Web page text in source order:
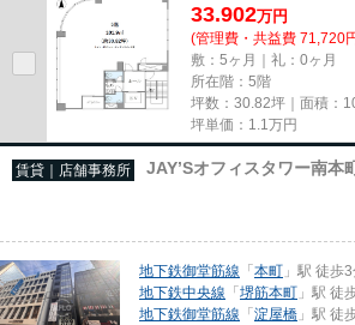
33.902万円
(管理費・共益費 71,720
敷：5ヶ月｜礼：0ヶ月
所在階：5階
坪数：30.82坪｜面積：
坪単価： 1.1 万円
賃貸｜店舗事務所 JAY’Sオフィスタワー南本
地下鉄御堂筋線 「本町 」駅 徒歩
地下鉄中央線 「堺筋本町 」駅 徒
地下鉄御堂筋線 「淀屋橋 」駅 徒